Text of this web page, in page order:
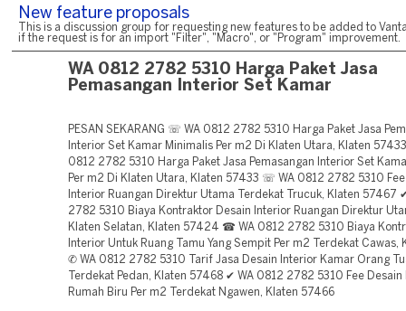
New feature proposals
This is a discussion group for requesting new features to be added to
if the request is for an import "Filter", "Macro", or "Program" improvement.
WA 0812 2782 5310 Harga Paket Jasa
Pemasangan Interior Set Kamar
PESAN SEKARANG ☏ WA 0812 2782 5310 Harga Paket Jasa
Interior Set Kamar Minimalis Per m2 Di Klaten Utara, Klaten
0812 2782 5310 Harga Paket Jasa Pemasangan Interior Set
Per m2 Di Klaten Utara, Klaten 57433 ☏ WA 0812 2782 5310 Fee
Interior Ruangan Direktur Utama Terdekat Trucuk, Klaten 57467
2782 5310 Biaya Kontraktor Desain Interior Ruangan Direktur
Klaten Selatan, Klaten 57424 ☎ WA 0812 2782 5310 Biaya
Interior Untuk Ruang Tamu Yang Sempit Per m2 Terdekat Cawas,
✆ WA 0812 2782 5310 Tarif Jasa Desain Interior Kamar Orang
Terdekat Pedan, Klaten 57468 ✔ WA 0812 2782 5310 Fee Desain
Rumah Biru Per m2 Terdekat Ngawen, Klaten 57466